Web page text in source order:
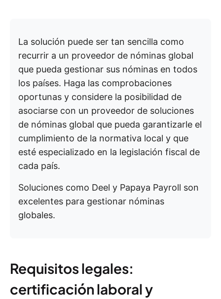
La solución puede ser tan sencilla como
recurrir a un proveedor de nóminas global
que pueda gestionar sus nóminas en todos
los países. Haga las comprobaciones
oportunas y considere la posibilidad de
asociarse con un proveedor de soluciones
de nóminas global que pueda garantizarle el
cumplimiento de la normativa local y que
esté especializado en la legislación fiscal de
cada país.
Soluciones como Deel y Papaya Payroll son
excelentes para gestionar nóminas
globales.
Requisitos legales:
certificación laboral y